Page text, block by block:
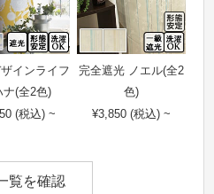
インライフ
ナ(全2色)
(税込) ~
完全遮光 ノエル(全2
色)
¥3,850 (税込) ~
覧を確認